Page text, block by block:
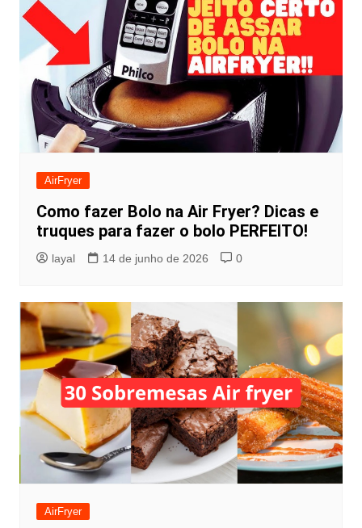
AirFryer
Como fazer Bolo na Air Fryer? Dicas e
truques para fazer o bolo PERFEITO!
layal 14 de junho de 2026 0
AirFryer